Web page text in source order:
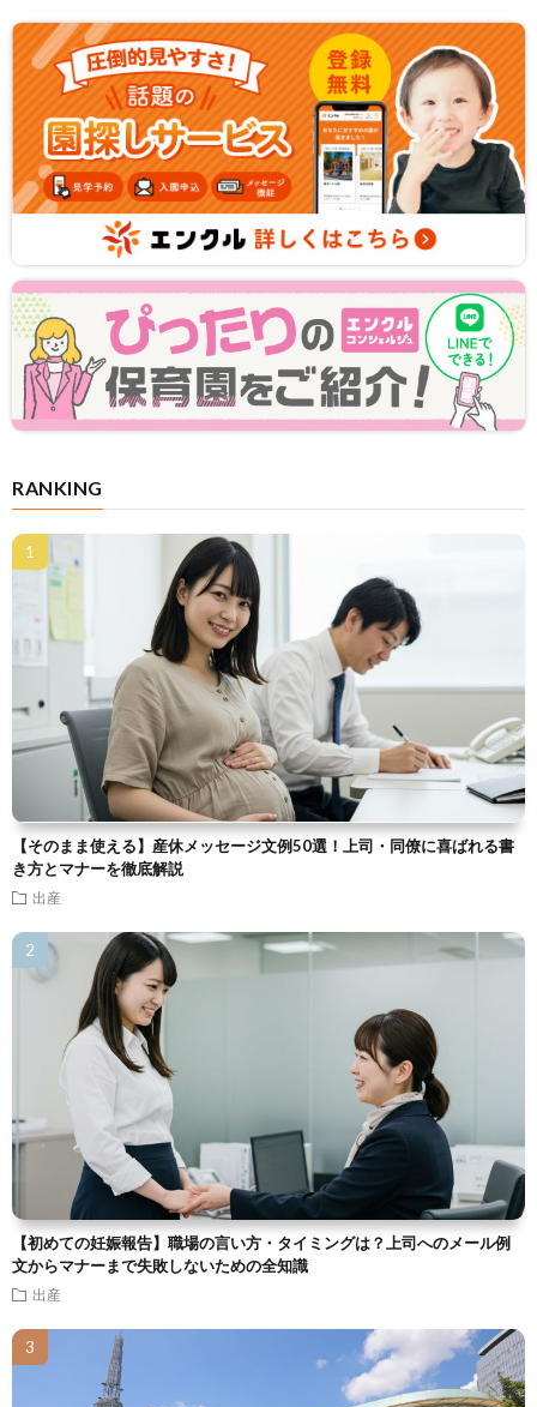
RANKING
【そのまま使える】産休メッセージ文例50選！上司・同僚に喜ばれる書
き方とマナーを徹底解説
出産
【初めての妊娠報告】職場の言い方・タイミングは？上司へのメール例
文からマナーまで失敗しないための全知識
出産